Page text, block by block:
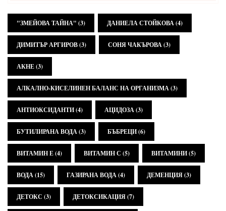
"ЗМЕЙОВА ТАЙНА" (3) ДАНИЕЛА СТОЙКОВА(4)
ДИМИТЪР АРГИРОВ(3) СОНЯ ЧАКЪРОВА(3)
АКНЕ(3)
АЛКАЛНО-КИСЕЛИНЕН БАЛАНС НА ОРГАНИЗМА(3)
АНТИОКСИДАНТИ(4) АЦИДОЗА(3)
БУТИЛИРАНА ВОДА(3) БЪБРЕЦИ(6)
ВИТАМИН Е(4) ВИТАМИН С (5) ВИТАМИНИ(5)
ВОДА(15) ГАЗИРАНА ВОДА(4) ДЕМЕНЦИЯ(3)
ДЕТОКС (3) ДЕТОКСИКАЦИЯ(7)